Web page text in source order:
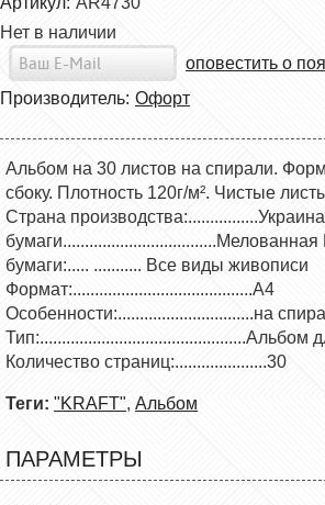
Нет в наличии
оповестить о
Производитель: Офорт
Альбом на 30 листов на спирали.
сбоку. Плотность 120г/м². Чистые
Страна
бумаги:..... ........... Все виды живописи
Формат:.........................................А4
Особенности:...............................на
Тип:...............................................Альбом
Количество страниц:.....................30
Теги: "KRAFT", Альбом
ПАРАМЕТРЫ